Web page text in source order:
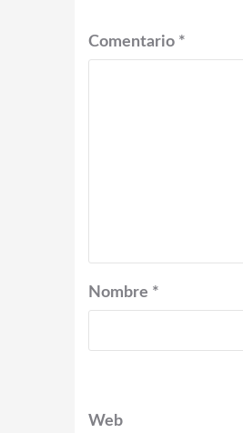
Comentario *
Nombre *
Web